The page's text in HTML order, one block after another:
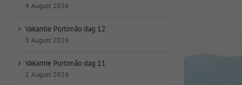
4 August 2026
Vakantie Portimão dag 12
3 August 2026
Vakantie Portimão dag 11
2 August 2026